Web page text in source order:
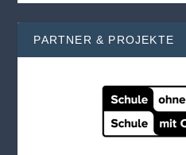
PARTNER & PROJEKTE